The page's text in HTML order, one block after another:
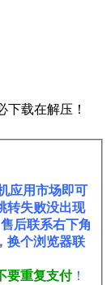
下载在解压！
应用市场即可
转失败没出现
后联系右下角
换个浏览器联
要重复支付！